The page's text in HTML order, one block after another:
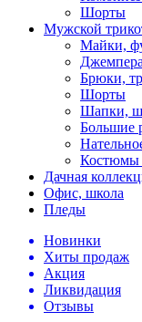
Шорты
Мужской
Майки,
Брюки,
Шорты
Шапки,
Большие
Костюмы
Дачная
Офис, школа
Пледы
Новинки
Хиты продаж
Акция
Ликвидация
Отзывы